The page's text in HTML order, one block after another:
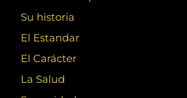
Su historia
El Estandar
El Carácter
La Salud